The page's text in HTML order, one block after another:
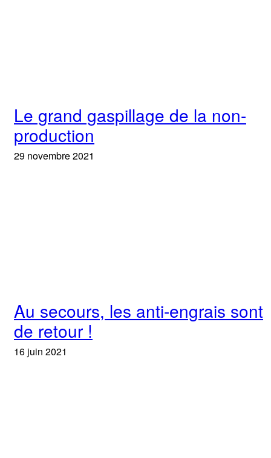
Le grand gaspillage de la non-
production
29 novembre 2021
Au secours, les anti-engrais sont
de retour !
16 juin 2021